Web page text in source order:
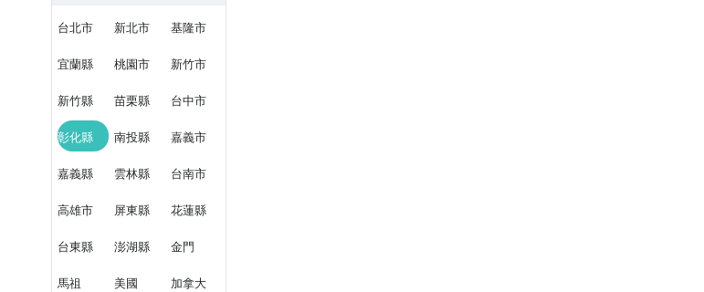
台北市 新北市 基隆市
宜蘭縣 桃園市 新竹市
新竹縣 苗栗縣 台中市
彰化縣 南投縣 嘉義市
嘉義縣 雲林縣 台南市
高雄市 屏東縣 花蓮縣
台東縣 澎湖縣 金門
馬祖 美國 加拿大